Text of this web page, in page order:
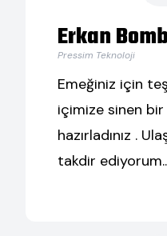
Erkan
Pressim Teknoloji
Emeğiniz için
içimize sinen
hazırladınız .
takdir